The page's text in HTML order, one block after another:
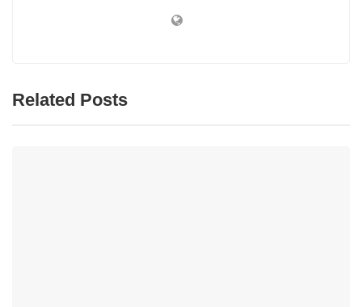
Related Posts